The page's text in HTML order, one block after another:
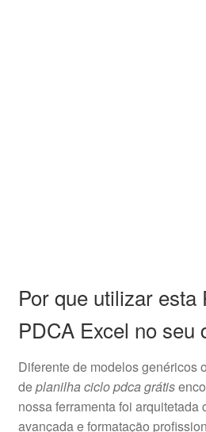
Por que utilizar
PDCA Excel no seu
Diferente de modelos genéricos
deplanilha ciclo pdca grátis
nossa ferramenta foi
avançada e formatação